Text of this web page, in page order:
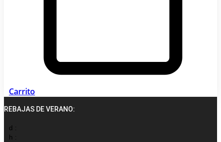
Carrito
REBAJAS DE VERANO:
d :
h :